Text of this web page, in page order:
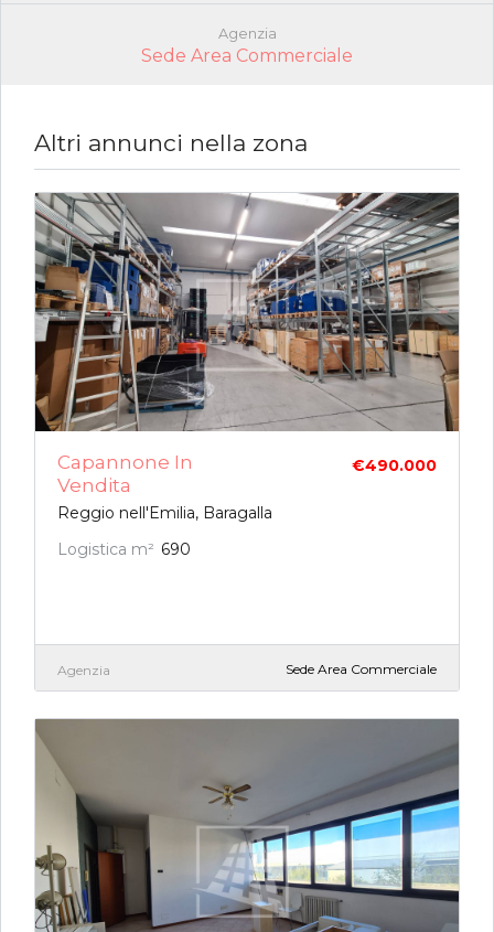
Agenzia
Sede Area Commerciale
Altri annunci nella zona
Capannone In
Vendita
Reggio nell'Emilia, Baragalla
€490.000
Logistica m² 690
Agenzia Sede Area Commerciale